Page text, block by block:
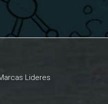
Lideres